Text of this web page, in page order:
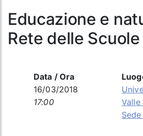
Educazione e
Rete delle Scuole
Data / Ora
16/03/2018
17:00